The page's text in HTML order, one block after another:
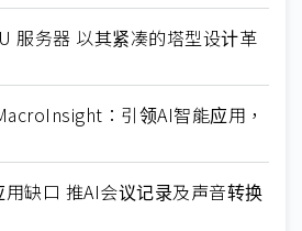
服务器 以其紧凑的塔型设计革
：引领AI智能应用，
缺口 推AI会议记录及声音转换